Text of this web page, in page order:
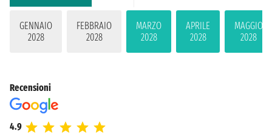
GENNAIO
2028
FEBBRAIO
2028
MARZO
2028
APRILE
2028
MAGGIO
2028
Recensioni
4.9